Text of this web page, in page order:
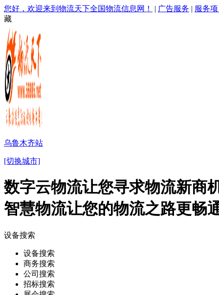
您好，欢迎来到物流天下全国物流信息网！ | 广告服务 | 服务
藏
乌鲁木齐站
[切换城市]
数字云物流让您寻求物流新商
智慧物流让您的物流之路更畅
设备搜索
设备搜索
商务搜索
公司搜索
招标搜索